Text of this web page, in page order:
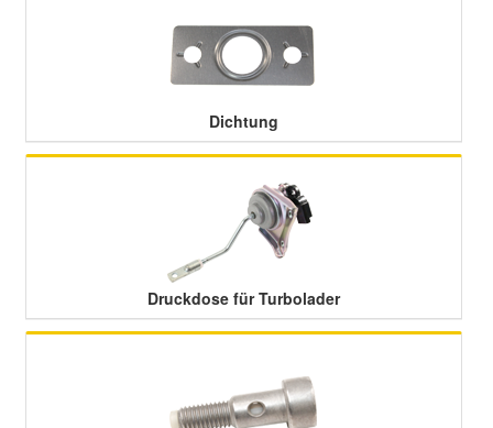
Dichtung
Druckdose für Turbolader
Toyota Ersatzteile